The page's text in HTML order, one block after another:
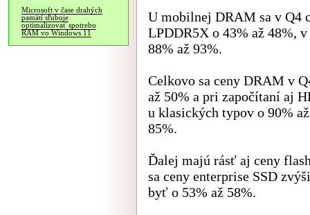
Microsoft v čase drahých
pamätí sľubuje
optimalizovať spotrebu
RAM vo Windows 11
U mobilnej DRAM sa v Q4
LPDDR5X o 43% až 48%,
88% až 93%.
Celkovo sa ceny DRAM v
až 50% a pri započítaní aj
u klasických typov o 90%
85%.
Ďalej majú rásť aj ceny
sa ceny enterprise SSD
byť o 53% až 58%.